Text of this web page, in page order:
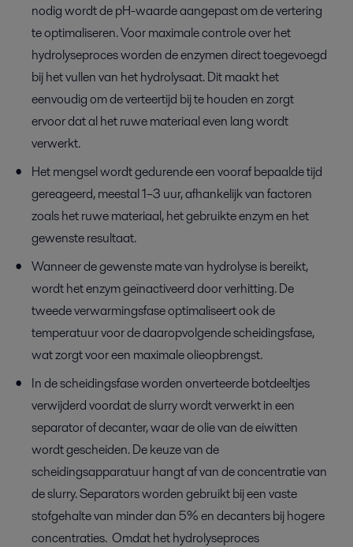
nodig wordt de pH-waarde aangepast om de vertering
te optimaliseren. Voor maximale controle over het
hydrolyseproces worden de enzymen direct toegevoegd
bij het vullen van het hydrolysaat. Dit maakt het
eenvoudig om de verteertijd bij te houden en zorgt
ervoor dat al het ruwe materiaal even lang wordt
verwerkt.
Het mengsel wordt gedurende een vooraf bepaalde tijd
gereageerd, meestal 1–3 uur, afhankelijk van factoren
zoals het ruwe materiaal, het gebruikte enzym en het
gewenste resultaat.
Wanneer de gewenste mate van hydrolyse is bereikt,
wordt het enzym geïnactiveerd door verhitting. De
tweede verwarmingsfase optimaliseert ook de
temperatuur voor de daaropvolgende scheidingsfase,
wat zorgt voor een maximale olieopbrengst.
In de scheidingsfase worden onverteerde botdeeltjes
verwijderd voordat de slurry wordt verwerkt in een
separator of decanter, waar de olie van de eiwitten
wordt gescheiden. De keuze van de
scheidingsapparatuur hangt af van de concentratie van
de slurry. Separators worden gebruikt bij een vaste
stofgehalte van minder dan 5% en decanters bij hogere
concentraties. Omdat het hydrolyseproces